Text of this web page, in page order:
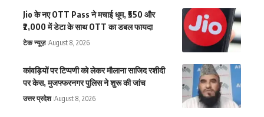
Jio के नए OTT Pass ने मचाई धूम, ₹550 और
₹2,000 में डेटा के साथ OTT का डबल फायदा
टेक न्यूज़ August 8, 2026
कांवड़ियों पर टिप्पणी को लेकर मौलाना साजिद रशीदी
पर केस, मुजफ्फरनगर पुलिस ने शुरू की जांच
उत्तर प्रदेश August 8, 2026